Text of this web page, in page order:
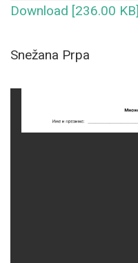
Download [236.00 KB]
Snežana Prpa